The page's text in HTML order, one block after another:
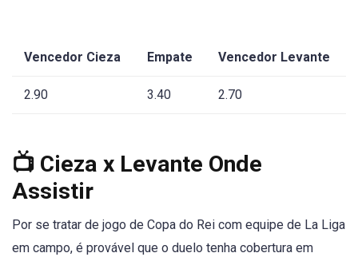
Vencedor Cieza Empate Vencedor Levante
2.90 3.40 2.70
📺 Cieza x Levante Onde
Assistir
Por se tratar de jogo de Copa do Rei com equipe de La Liga
em campo, é provável que o duelo tenha cobertura em